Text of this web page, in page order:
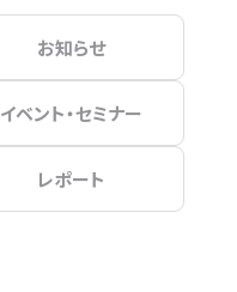
お知らせ
イベント・セミナー
レポート